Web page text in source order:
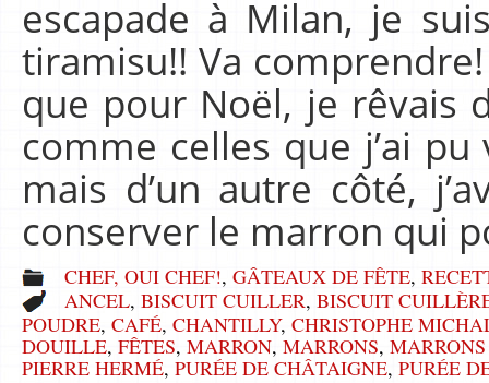
escapade à Milan, je
tiramisu!! Va
que pour Noël, je rêvais
comme celles que j’ai
mais d’un autre côté,
conserver le marron qui
CHEF, OUI CHEF!, GÂTEAUX DE FÊTE,
ANCEL, BISCUIT CUILLER, BISCUIT
POUDRE, CAFÉ, CHANTILLY, CHRISTOPHE
DOUILLE, FÊTES, MARRON, MARRONS,
PIERRE HERMÉ, PURÉE DE CHÂTAIGNE, PURÉE